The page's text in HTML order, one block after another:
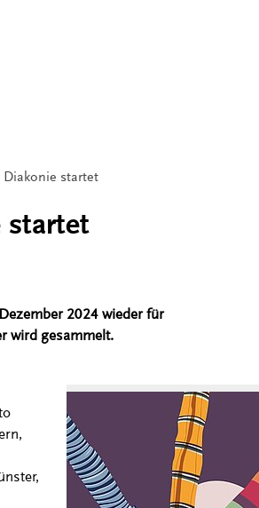
startet
startet
2024 wieder für
wird gesammelt.